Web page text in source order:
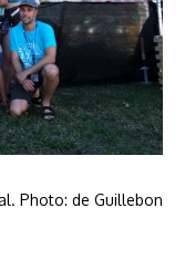
Photo: de Guillebon